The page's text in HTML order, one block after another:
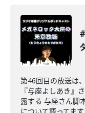
第46回目の放送は
『与座よしあき』
露する 与座さん脚